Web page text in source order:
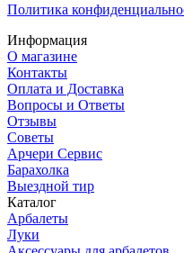
Политика
Информация
О магазине
Контакты
Оплата и Доставка
Вопросы и Ответы
Отзывы
Советы
Арчери Сервис
Барахолка
Выездной тир
Каталог
Арбалеты
Луки